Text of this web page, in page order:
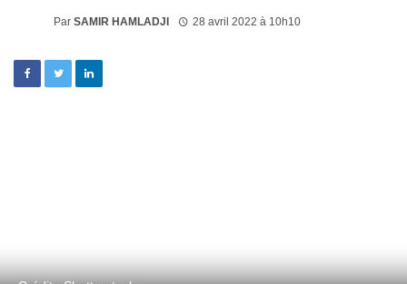
Par SAMIR HAMLADJI 28 avril 2022 à 10h10